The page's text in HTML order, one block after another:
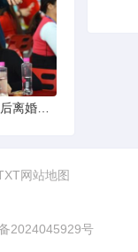
网站地图
2024045929号